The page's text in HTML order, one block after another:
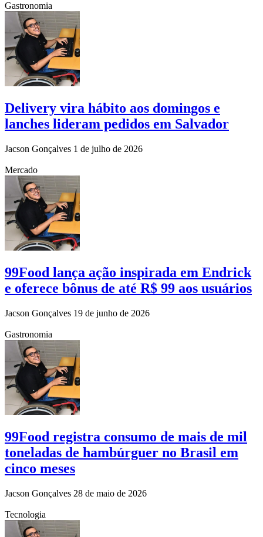
Gastronomia
Delivery vira hábito aos domingos e
lanches lideram pedidos em Salvador
Jacson Gonçalves 1 de julho de 2026
Mercado
99Food lança ação inspirada em Endrick
e oferece bônus de até R$ 99 aos usuários
Jacson Gonçalves 19 de junho de 2026
Gastronomia
99Food registra consumo de mais de mil
toneladas de hambúrguer no Brasil em
cinco meses
Jacson Gonçalves 28 de maio de 2026
Tecnologia